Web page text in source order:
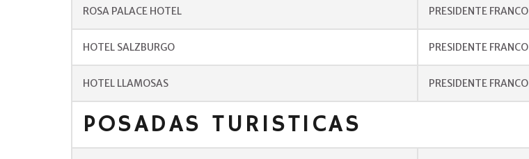
ROSA PALACE HOTEL PRESIDENTE FRANCO
HOTEL SALZBURGO PRESIDENTE FRANCO
HOTEL LLAMOSAS PRESIDENTE FRANCO
POSADAS TURISTICAS